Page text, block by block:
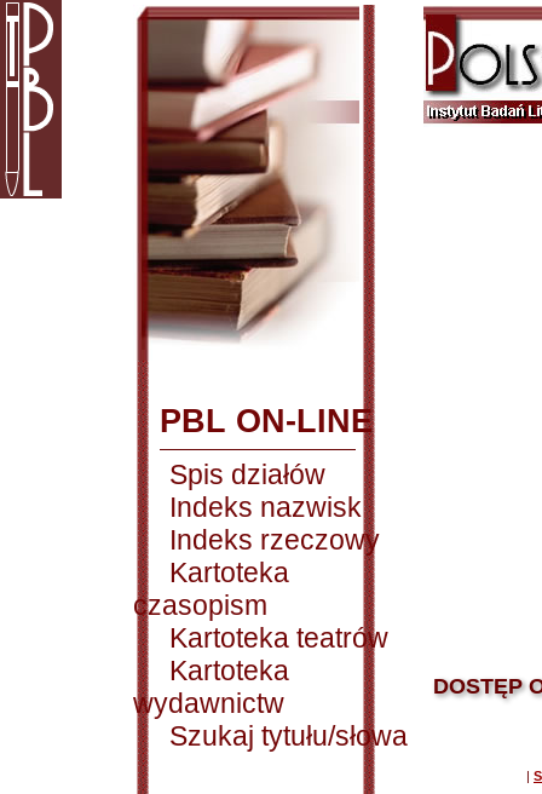
PBL ON-LINE
Spis działów
Indeks nazwisk
Indeks rzeczowy
Kartoteka
czasopism
Kartoteka teatrów
Kartoteka
wydawnictw
Szukaj tytułu/słowa
DOSTĘP
|